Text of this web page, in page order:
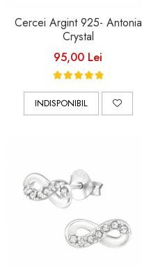
Cercei Argint 925- Antonia
Crystal
95,00 Lei
INDISPONIBIL